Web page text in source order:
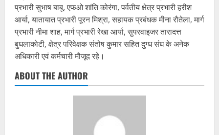
प्रभारी सुभाष बाबू, एफओ शांति कोरंगा, पर्वतीय क्षेत्र प्रभारी हरीश
आर्या, यातायात प्रभारी पूरन मिश्रा, सहायक प्रबंधक मीना रौतेला, मार्ग
प्रभारी नीमा शाह, मार्ग प्रभारी रेखा आर्या, सुपरवाइजर तारादत्त
बुधलाकोटी, क्षेत्र परिवेक्षक संतोष कुमार सहित दुग्ध संघ के अनेक
अधिकारी एवं कर्मचारी मौजूद रहे।
ABOUT THE AUTHOR